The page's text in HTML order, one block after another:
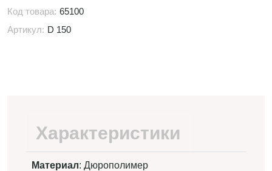
Код товара: 65100
Артикул: D 150
Характеристики
Материал: Дюрополимер